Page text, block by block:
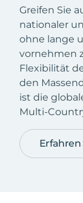
Greifen Sie
nationaler
ohne lange
vornehmen
Flexibilität
den
ist die
Multi-
Erfahren